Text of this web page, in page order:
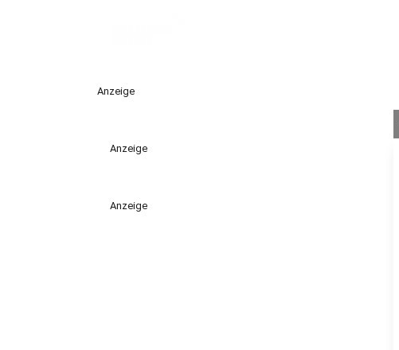
Anzeige
Anzeige
Anzeige